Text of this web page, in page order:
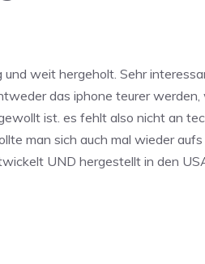
weit hergeholt. Sehr
das iphone teurer werden,
ist. es fehlt also nicht an
man sich auch mal wieder
UND hergestellt in den